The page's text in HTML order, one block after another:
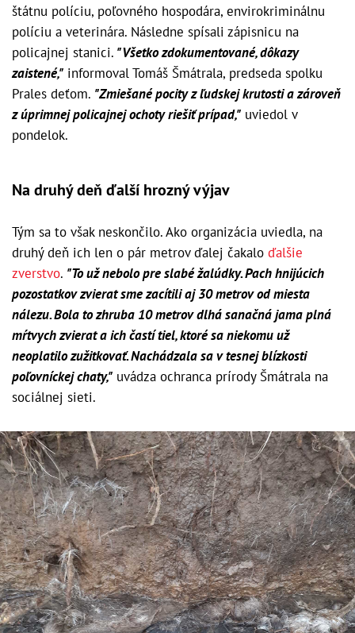
štátnu políciu, poľovného hospodára, envirokriminálnu
políciu a veterinára. Následne spísali zápisnicu na
policajnej stanici. "Všetko zdokumentované, dôkazy
zaistené," informoval Tomáš Šmátrala, predseda spolku
Prales deťom. "Zmiešané pocity z ľudskej krutosti a zároveň
z úprimnej policajnej ochoty riešiť prípad," uviedol v
pondelok.
Na druhý deň ďalší hrozný výjav
Tým sa to však neskončilo. Ako organizácia uviedla, na
druhý deň ich len o pár metrov ďalej čakalo ďalšie
zverstvo. "To už nebolo pre slabé žalúdky. Pach hnijúcich
pozostatkov zvierat sme zacítili aj 30 metrov od miesta
nálezu. Bola to zhruba 10 metrov dlhá sanačná jama plná
mŕtvych zvierat a ich častí tiel, ktoré sa niekomu už
neoplatilo zužitkovať. Nachádzala sa v tesnej blízkosti
poľovníckej chaty," uvádza ochranca prírody Šmátrala na
sociálnej sieti.